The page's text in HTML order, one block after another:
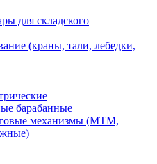
для складского
(краны, тали, лебедки,
барабанные
механизмы (МТМ,